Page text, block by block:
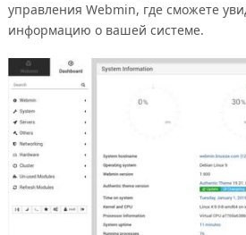
управления Webmin, где сможете
информацию о вашей системе.